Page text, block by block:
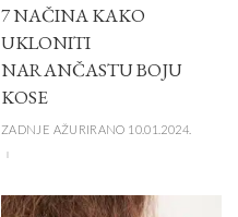
7 NAČINA KAKO
UKLONITI
NARANČASTU BOJU
KOSE
ZADNJE AŽURIRANO 10.01.2024.